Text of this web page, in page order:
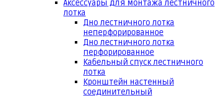
Аксессуары для монтажа лестничного
лотка
Дно лестничного лотка
неперфорированное
Дно лестничного лотка
перфорированное
Кабельный спуск лестничного
лотка
Кронштейн настенный
соединительный